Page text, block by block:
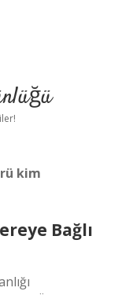
kim
Bağlı